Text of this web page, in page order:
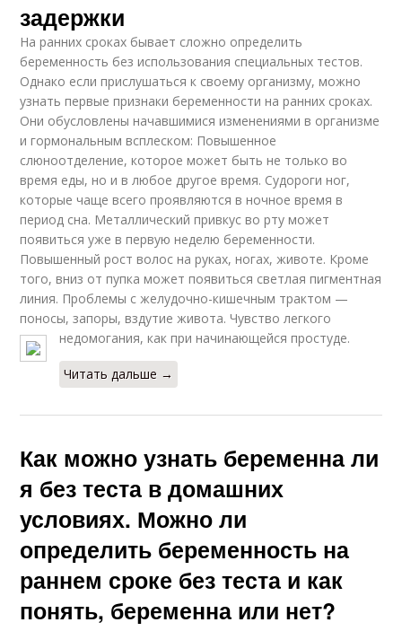
задержки
На ранних сроках бывает сложно определить
беременность без использования специальных тестов.
Однако если прислушаться к своему организму, можно
узнать первые признаки беременности на ранних сроках.
Они обусловлены начавшимися изменениями в организме
и гормональным всплеском: Повышенное
слюноотделение, которое может быть не только во
время еды, но и в любое другое время. Судороги ног,
которые чаще всего проявляются в ночное время в
период сна. Металлический привкус во рту может
появиться уже в первую неделю беременности.
Повышенный рост волос на руках, ногах, животе. Кроме
того, вниз от пупка может появиться светлая пигментная
линия. Проблемы с желудочно-кишечным трактом —
поносы, запоры, вздутие живота. Чувство легкого
недомогания, как при начинающейся простуде.
Читать дальше →
Как можно узнать беременна ли
я без теста в домашних
условиях. Можно ли
определить беременность на
раннем сроке без теста и как
понять, беременна или нет?